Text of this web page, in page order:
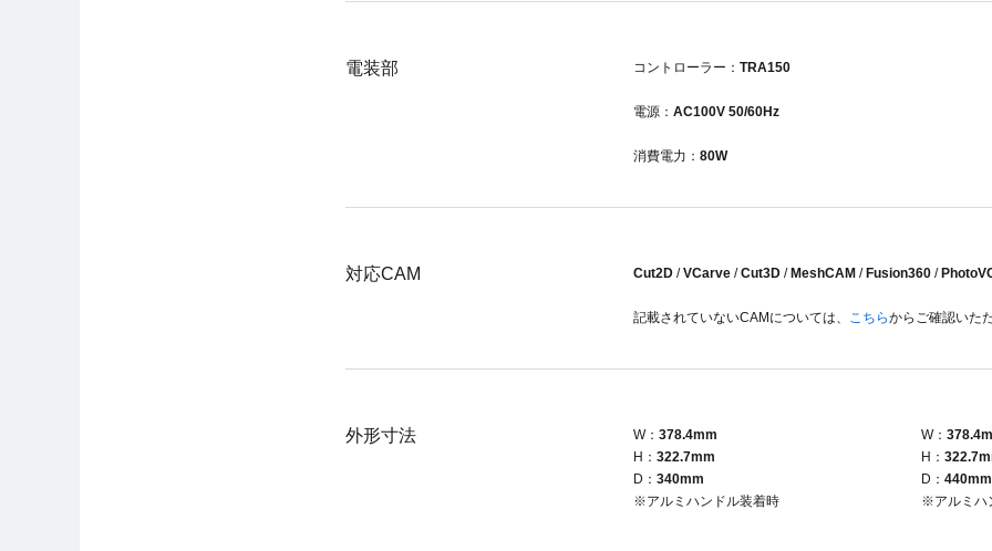
電装部 コントローラー： TRA150
電源： AC100V 50/60Hz
消費電力： 80W
対応CAM Cut2D /VCarve /Cut3D / MeshCAM / Fusion360 /
記載されていないCAMについては、 こちらからご確認いた
外形寸法 W： 378.4mm
H： 322.7mm
D： 340mm
※アルミハンドル装着時
W：
H：
D： 440mm
※アルミハ